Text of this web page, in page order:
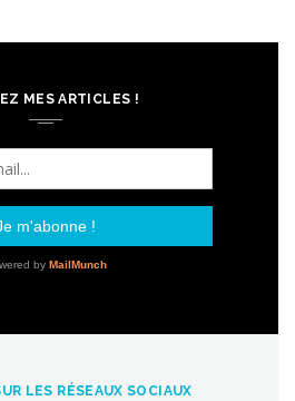
MES ARTICLES !
LES RÉSEAUX SOCIAUX